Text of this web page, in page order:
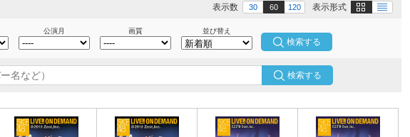
表示形式 画像 テキスト
表示数 30 60 120
公演月 画質 並び替え
検索する